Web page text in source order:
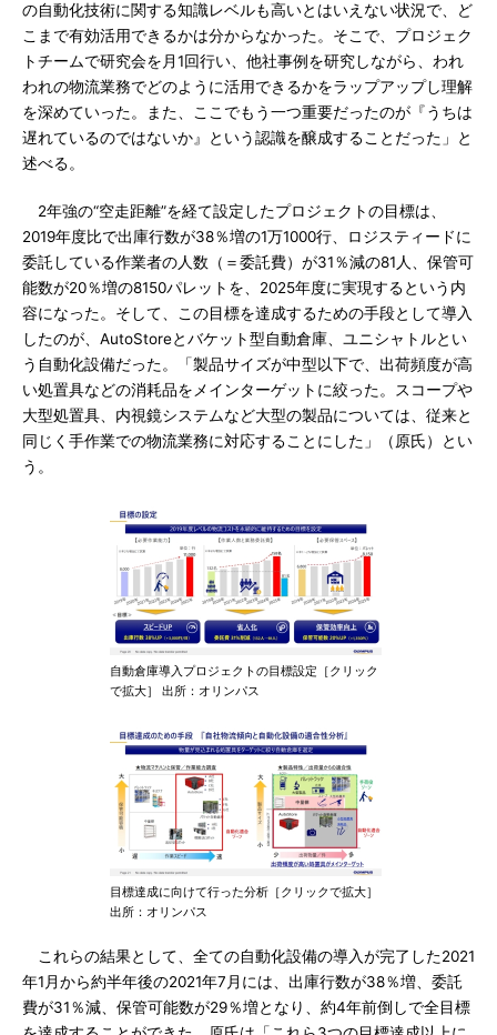
の自動化技術に関する知識レベルも高いとはいえない状況で、ど
こまで有効活用できるかは分からなかった。そこで、プロジェク
トチームで研究会を月1回行い、他社事例を研究しながら、われ
われの物流業務でどのように活用できるかをラップアップし理解
を深めていった。また、ここでもう一つ重要だったのが『うちは
遅れているのではないか』という認識を醸成することだった」と
述べる。
2年強の“空走距離”を経て設定したプロジェクトの目標は、
2019年度比で出庫行数が38％増の1万1000行、ロジスティードに
委託している作業者の人数（＝委託費）が31％減の81人、保管可
能数が20％増の8150パレットを、2025年度に実現するという内
容になった。そして、この目標を達成するための手段として導入
したのが、AutoStoreとバケット型自動倉庫、ユニシャトルとい
う自動化設備だった。「製品サイズが中型以下で、出荷頻度が高
い処置具などの消耗品をメインターゲットに絞った。スコープや
大型処置具、内視鏡システムなど大型の製品については、従来と
同じく手作業での物流業務に対応することにした」（原氏）とい
う。
自動倉庫導入プロジェクトの目標設定［クリック
で拡大］ 出所：オリンパス
目標達成に向けて行った分析［クリックで拡大］
出所：オリンパス
これらの結果として、全ての自動化設備の導入が完了した2021
年1月から約半年後の2021年7月には、出庫行数が38％増、委託
費が31％減、保管可能数が29％増となり、約4年前倒しで全目標